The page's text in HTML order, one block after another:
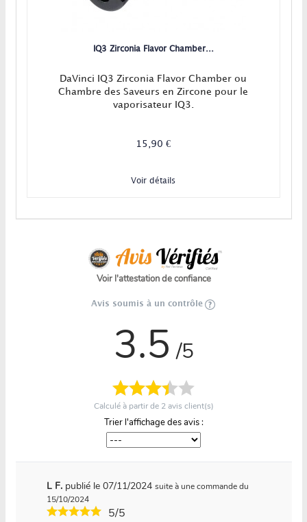
IQ3 Zirconia Flavor Chamber...
DaVinci IQ3 Zirconia Flavor Chamber ou
Chambre des Saveurs en Zircone pour le
vaporisateur IQ3.
15,90 €
Voir détails
Voir l'attestation de confiance
Avis soumis à un contrôle
3.5 /5
Calculé à partir de 2avis client(s)
Trier l'affichage des avis :
L F. publié le 07/11/2024 suite à une commande du
15/10/2024
5/5